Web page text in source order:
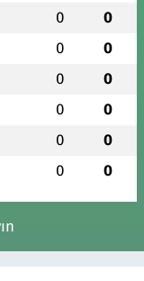
0 0
0 0
0 0
0 0
0 0
0 0